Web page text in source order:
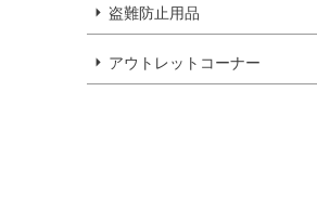
盗難防止用品
アウトレットコーナー